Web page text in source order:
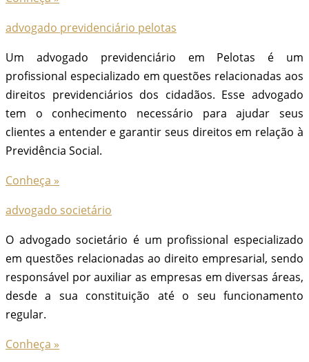
advogado previdenciário pelotas
Um advogado previdenciário em Pelotas é um
profissional especializado em questões relacionadas aos
direitos previdenciários dos cidadãos. Esse advogado
tem o conhecimento necessário para ajudar seus
clientes a entender e garantir seus direitos em relação à
Previdência Social.
Conheça »
advogado societário
O advogado societário é um profissional especializado
em questões relacionadas ao direito empresarial, sendo
responsável por auxiliar as empresas em diversas áreas,
desde a sua constituição até o seu funcionamento
regular.
Conheça »